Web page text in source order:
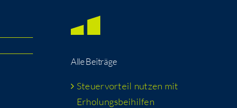
Alle Bei­trä­ge
Steu­er­vor­teil nut­zen mit
Erholungsbeihilfen